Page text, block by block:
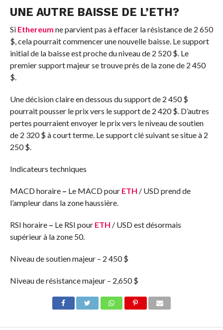
UNE AUTRE BAISSE DE L’ETH?
Si Ethereum ne parvient pas à effacer la résistance de 2 650
$, cela pourrait commencer une nouvelle baisse. Le support
initial de la baisse est proche du niveau de 2 520 $. Le
premier support majeur se trouve près de la zone de 2 450
$.
Une décision claire en dessous du support de 2 450 $
pourrait pousser le prix vers le support de 2 420 $. D’autres
pertes pourraient envoyer le prix vers le niveau de soutien
de 2 320 $ à court terme. Le support clé suivant se situe à 2
250 $.
Indicateurs techniques
MACD horaire– Le MACD pour ETH / USD prend de
l’ampleur dans la zone haussière.
RSI horaire– Le RSI pour ETH / USD est désormais
supérieur à la zone 50.
Niveau de soutien majeur – 2 450 $
Niveau de résistance majeur – 2,650 $